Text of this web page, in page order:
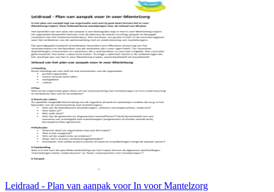
Leidraad - Plan van aanpak voor In voor Mantelzorg